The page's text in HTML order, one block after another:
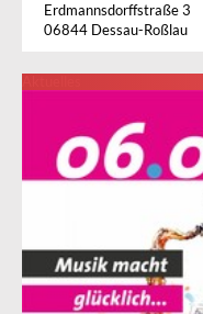
Erdmannsdorffstraße 3
06844 Dessau-Roßlau